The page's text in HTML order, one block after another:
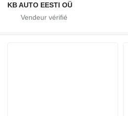
KB AUTO EESTI OÜ